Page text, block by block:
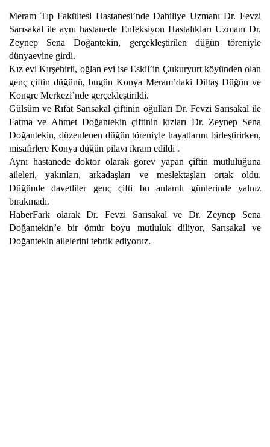
Meram Tıp Fakültesi Hastanesi’nde Dahiliye Uzmanı Dr. Fevzi
Sarısakal ile aynı hastanede Enfeksiyon Hastalıkları Uzmanı Dr.
Zeynep Sena Doğantekin, gerçekleştirilen düğün töreniyle
dünyaevine girdi.
Kız evi Kırşehirli, oğlan evi ise Eskil’in Çukuryurt köyünden olan
genç çiftin düğünü, bugün Konya Meram’daki Diltaş Düğün ve
Kongre Merkezi’nde gerçekleştirildi.
Gülsüm ve Rıfat Sarısakal çiftinin oğulları Dr. Fevzi Sarısakal ile
Fatma ve Ahmet Doğantekin çiftinin kızları Dr. Zeynep Sena
Doğantekin, düzenlenen düğün töreniyle hayatlarını birleştirirken,
misafirlere Konya düğün pilavı ikram edildi .
Aynı hastanede doktor olarak görev yapan çiftin mutluluğuna
aileleri, yakınları, arkadaşları ve meslektaşları ortak oldu.
Düğünde davetliler genç çifti bu anlamlı günlerinde yalnız
bırakmadı.
HaberFark olarak Dr. Fevzi Sarısakal ve Dr. Zeynep Sena
Doğantekin’e bir ömür boyu mutluluk diliyor, Sarısakal ve
Doğantekin ailelerini tebrik ediyoruz.